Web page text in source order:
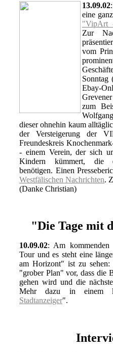
13.09.02
eine
"VipArt
Zur
vom
Sonntag
Ebay-
zum
dieser ohnehin kaum
der Versteigerung der
Freundeskreis
- einem Verein, der sich
Kindern kümmert, die
benötigen. Einen
Westfälischen Nachrichten.
(Danke Christian)
"Die Tage mit
10.09.02: Am kommenden
Tour und es steht eine
am Horizont" ist zu
"grober Plan" vor, dass die
gehen wird und die
Mehr dazu in einem
Stadtanzeiger".